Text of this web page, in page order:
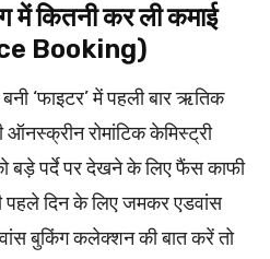
में कितनी कर ली कमाई
Booking)
‘फाइटर’ में पहली बार ऋतिक
ऑनस्क्रीन रोमांटिक केमिस्ट्री
बड़े पर्दे पर देखने के लिए फैंस काफी
पहले दिन के लिए जमकर एडवांस
बुकिंग कलेक्शन की बात करें तो